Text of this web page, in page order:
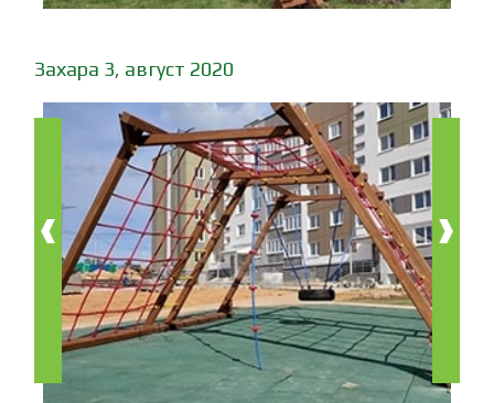
Захара 3, август 2020
‹ ›